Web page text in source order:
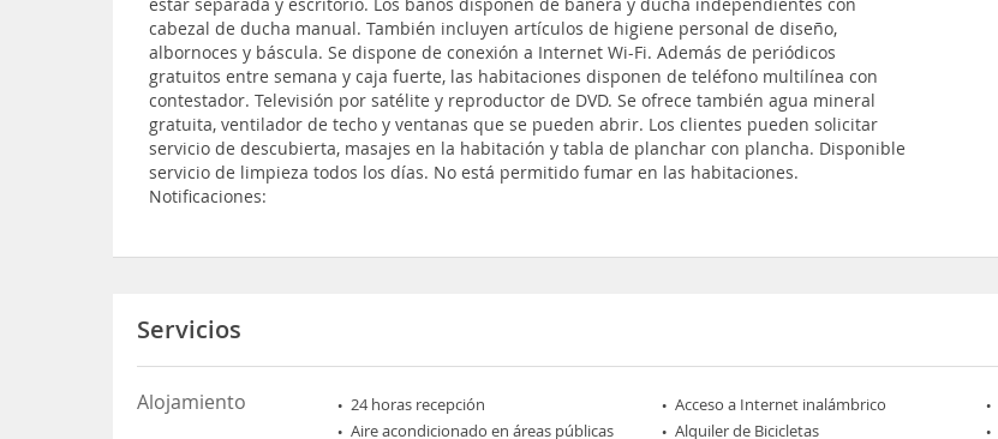
cabezal de ducha manual. También incluyen artículos de higiene personal de diseño,
albornoces y báscula. Se dispone de conexión a Internet Wi-Fi. Además de periódicos
gratuitos entre semana y caja fuerte, las habitaciones disponen de teléfono multilínea con
contestador. Televisión por satélite y reproductor de DVD. Se ofrece también agua mineral
gratuita, ventilador de techo y ventanas que se pueden abrir. Los clientes pueden solicitar
servicio de descubierta, masajes en la habitación y tabla de planchar con plancha. Disponible
servicio de limpieza todos los días. No está permitido fumar en las habitaciones.
Notificaciones:
Servicios
Alojamiento 24 horas recepción Acceso a Internet inalámbrico
Aire acondicionado en áreas públicas
Alquiler de Bicicletas